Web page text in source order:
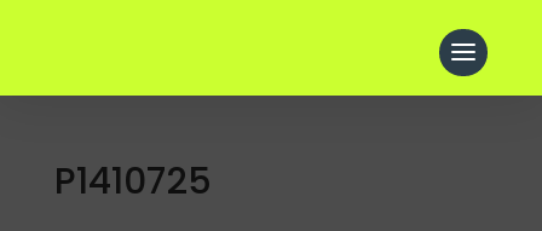
P1410725